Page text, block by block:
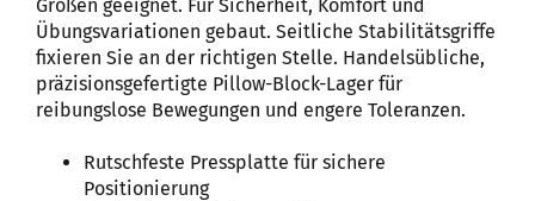
Großen geeignet. Für Sicherheit, Komfort und
Übungsvariationen gebaut. Seitliche Stabilitätsgriffe
fixieren Sie an der richtigen Stelle. Handelsübliche,
präzisionsgefertigte Pillow-Block-Lager für
reibungslose Bewegungen und engere Toleranzen.
Rutschfeste Pressplatte für sichere
Positionierung